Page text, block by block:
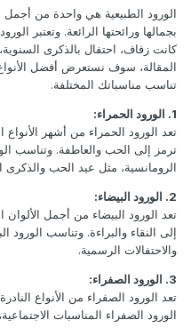
الورود الطبيعية هي واحدة من أجمل
بجمالها ورائحتها الرائعة. وتعتبر
كانت زفاف، احتفال بالذكرى
المقالة، سوف نستعرض أفضل الأنواع
تناسب مناسباتك المختلفة.
تعد الورود الحمراء من أشهر
ترمز إلى الحب والعاطفة. وتناسب
الرومانسية، مثل عيد الحب والذكرى
2. الورود البيضاء:
تعد الورود البيضاء من أجمل الألوان
إلى النقاء والبراءة. وتناسب الورود
والاحتفالات الرسمية.
3. الورود الصفراء:
تعد الورود الصفراء من الأنواع
الورود الصفراء المناسبات